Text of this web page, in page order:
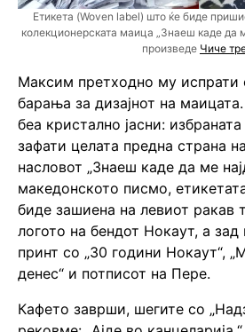
Етикета (Woven label) што ќе биде
колекционерската маица „Знаеш каде да
произведе Чиче
Максим претходно му испрати
барања за дизајнот на
беа кристално јасни:
зафати целата предна страна
насловот „Знаеш каде да ме
македонското писмо,
биде зашиена на левиот ракав
логото на бендот Нокаут, а зад
принт со „30 години Нокаут“,
денес“ и потписот на Пере.
Кафето заврши, шегите со